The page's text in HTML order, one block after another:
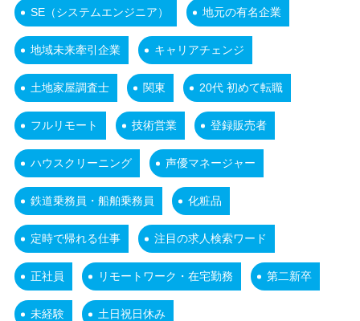
SE（システムエンジニア） 地元の有名企業
地域未来牽引企業 キャリアチェンジ
土地家屋調査士 関東 20代 初めて転職
フルリモート 技術営業 登録販売者
ハウスクリーニング 声優マネージャー
鉄道乗務員・船舶乗務員 化粧品
定時で帰れる仕事 注目の求人検索ワード
正社員 リモートワーク・在宅勤務 第二新卒
未経験 土日祝日休み